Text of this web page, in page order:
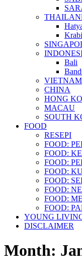
Krabi
Bali
VIETNAM
CHINA
HONG
MACAU
SOUTH
FOOD
RESEPI
FOOD:
FOOD:
FOOD:
FOOD:
FOOD:
FOOD:
FOOD:
FOOD:
YOUNG
DISCLAIMER
Month: